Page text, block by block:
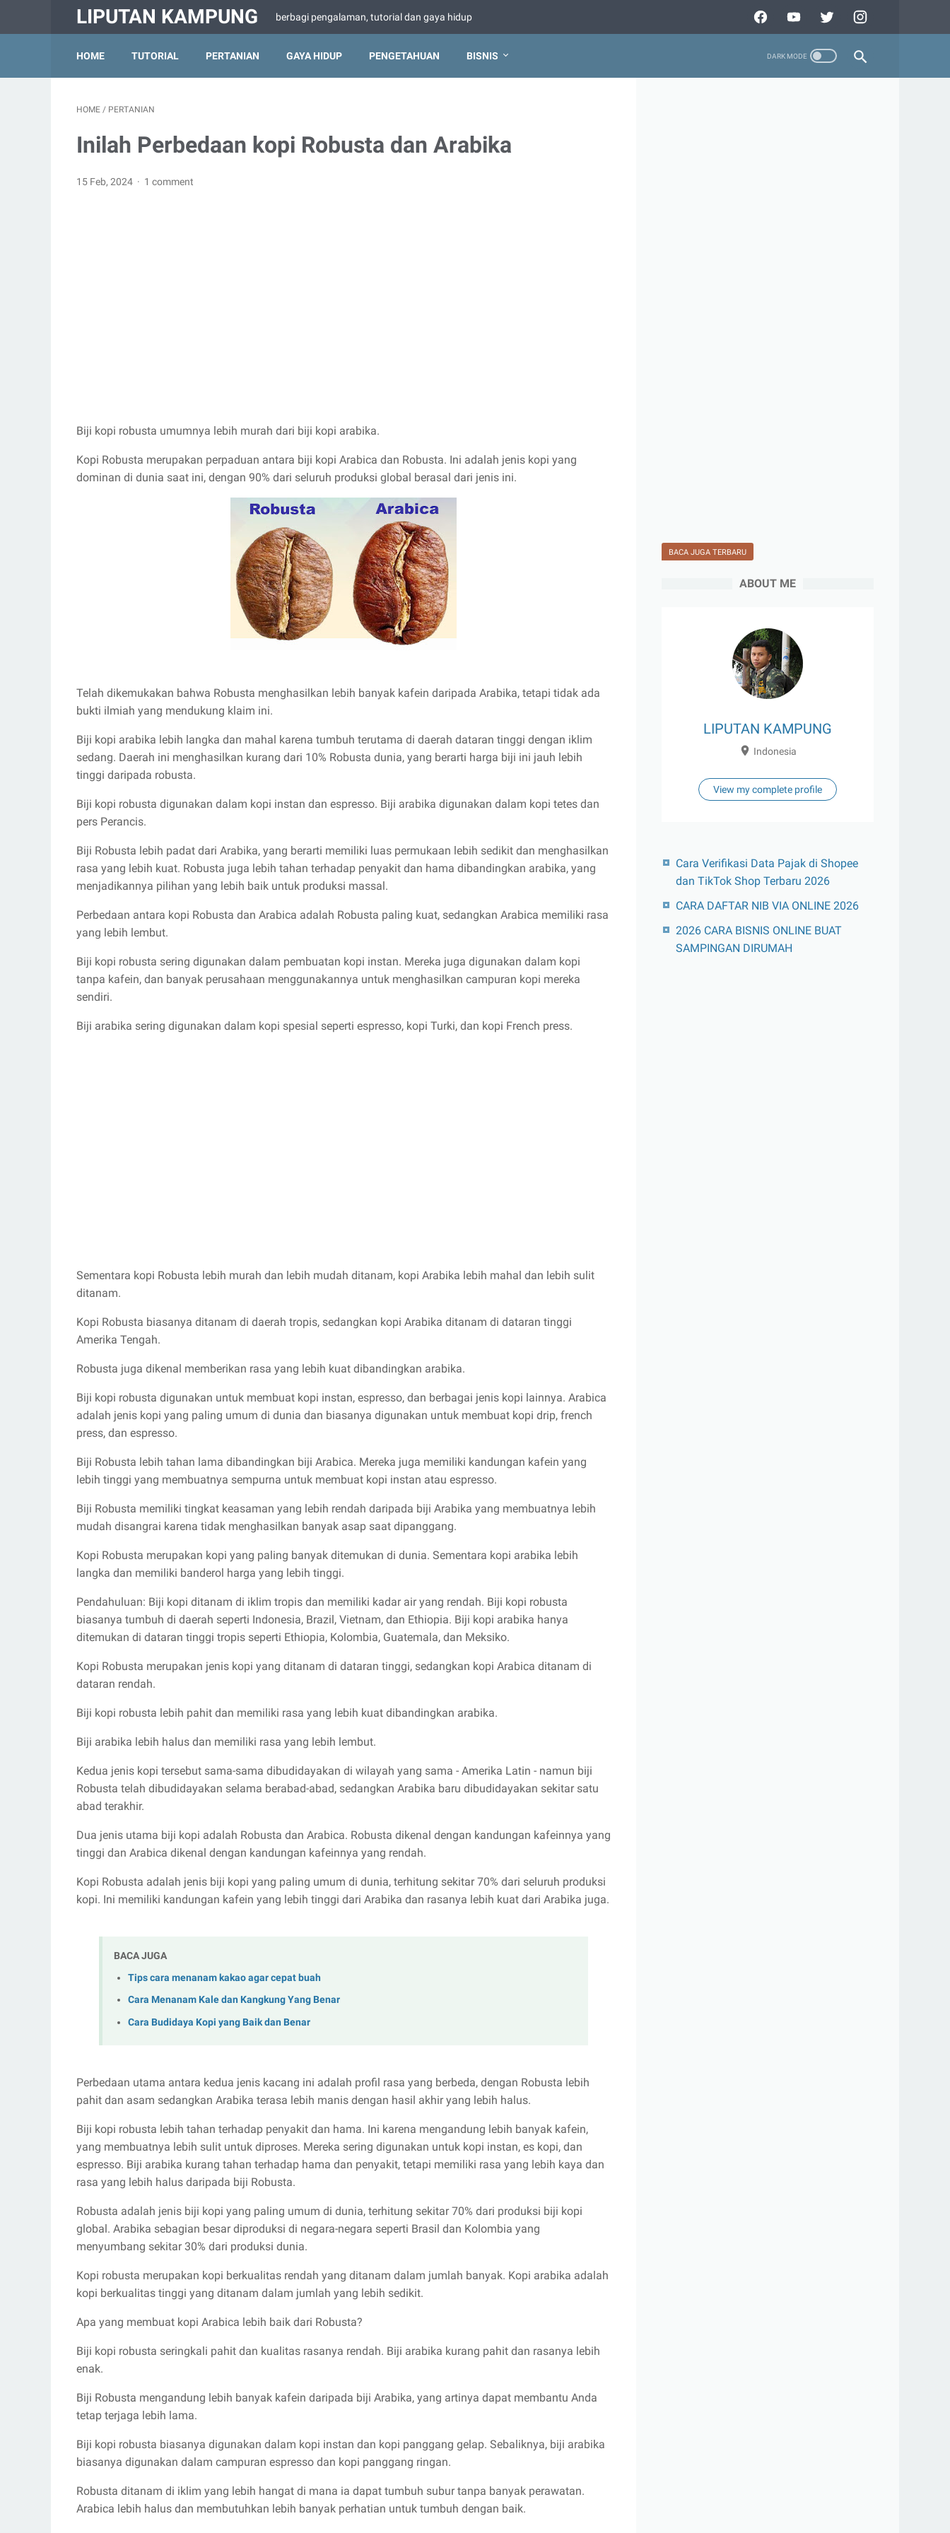
LIPUTAN KAMPUNG berbagi pengalaman, tutorial dan gaya hidup
HOME TUTORIAL PERTANIAN GAYA HIDUP PENGETAHUAN BISNIS
HOME / PERTANIAN
Inilah Perbedaan kopi Robusta dan Arabika
15 Feb, 2024 1 comment
Biji kopi robusta umumnya lebih murah dari biji kopi arabika.
Kopi Robusta merupakan perpaduan antara biji kopi Arabica dan Robusta. Ini adalah jenis kopi yang
dominan di dunia saat ini, dengan 90% dari seluruh produksi global berasal dari jenis ini.
Telah dikemukakan bahwa Robusta menghasilkan lebih banyak kafein daripada Arabika, tetapi tidak ada
bukti ilmiah yang mendukung klaim ini.
Biji kopi arabika lebih langka dan mahal karena tumbuh terutama di daerah dataran tinggi dengan iklim
sedang. Daerah ini menghasilkan kurang dari 10% Robusta dunia, yang berarti harga biji ini jauh lebih
tinggi daripada robusta.
Biji kopi robusta digunakan dalam kopi instan dan espresso. Biji arabika digunakan dalam kopi tetes dan
pers Perancis.
Biji Robusta lebih padat dari Arabika, yang berarti memiliki luas permukaan lebih sedikit dan menghasilkan
rasa yang lebih kuat. Robusta juga lebih tahan terhadap penyakit dan hama dibandingkan arabika, yang
menjadikannya pilihan yang lebih baik untuk produksi massal.
Perbedaan antara kopi Robusta dan Arabica adalah Robusta paling kuat, sedangkan Arabica memiliki rasa
yang lebih lembut.
Biji kopi robusta sering digunakan dalam pembuatan kopi instan. Mereka juga digunakan dalam kopi
tanpa kafein, dan banyak perusahaan menggunakannya untuk menghasilkan campuran kopi mereka
sendiri.
Biji arabika sering digunakan dalam kopi spesial seperti espresso, kopi Turki, dan kopi French press.
Sementara kopi Robusta lebih murah dan lebih mudah ditanam, kopi Arabika lebih mahal dan lebih sulit
ditanam.
Kopi Robusta biasanya ditanam di daerah tropis, sedangkan kopi Arabika ditanam di dataran tinggi
Amerika Tengah.
Robusta juga dikenal memberikan rasa yang lebih kuat dibandingkan arabika.
Biji kopi robusta digunakan untuk membuat kopi instan, espresso, dan berbagai jenis kopi lainnya. Arabica
adalah jenis kopi yang paling umum di dunia dan biasanya digunakan untuk membuat kopi drip, french
press, dan espresso.
Biji Robusta lebih tahan lama dibandingkan biji Arabica. Mereka juga memiliki kandungan kafein yang
lebih tinggi yang membuatnya sempurna untuk membuat kopi instan atau espresso.
Biji Robusta memiliki tingkat keasaman yang lebih rendah daripada biji Arabika yang membuatnya lebih
mudah disangrai karena tidak menghasilkan banyak asap saat dipanggang.
Kopi Robusta merupakan kopi yang paling banyak ditemukan di dunia. Sementara kopi arabika lebih
langka dan memiliki banderol harga yang lebih tinggi.
Pendahuluan: Biji kopi ditanam di iklim tropis dan memiliki kadar air yang rendah. Biji kopi robusta
biasanya tumbuh di daerah seperti Indonesia, Brazil, Vietnam, dan Ethiopia. Biji kopi arabika hanya
ditemukan di dataran tinggi tropis seperti Ethiopia, Kolombia, Guatemala, dan Meksiko.
Kopi Robusta merupakan jenis kopi yang ditanam di dataran tinggi, sedangkan kopi Arabica ditanam di
dataran rendah.
Biji kopi robusta lebih pahit dan memiliki rasa yang lebih kuat dibandingkan arabika.
Biji arabika lebih halus dan memiliki rasa yang lebih lembut.
Kedua jenis kopi tersebut sama-sama dibudidayakan di wilayah yang sama - Amerika Latin - namun biji
Robusta telah dibudidayakan selama berabad-abad, sedangkan Arabika baru dibudidayakan sekitar satu
abad terakhir.
Dua jenis utama biji kopi adalah Robusta dan Arabica. Robusta dikenal dengan kandungan kafeinnya yang
tinggi dan Arabica dikenal dengan kandungan kafeinnya yang rendah.
Kopi Robusta adalah jenis biji kopi yang paling umum di dunia, terhitung sekitar 70% dari seluruh produksi
kopi. Ini memiliki kandungan kafein yang lebih tinggi dari Arabika dan rasanya lebih kuat dari Arabika juga.
BACA JUGA
Tips cara menanam kakao agar cepat buah
Cara Menanam Kale dan Kangkung Yang Benar
Cara Budidaya Kopi yang Baik dan Benar
Perbedaan utama antara kedua jenis kacang ini adalah profil rasa yang berbeda, dengan Robusta lebih
pahit dan asam sedangkan Arabika terasa lebih manis dengan hasil akhir yang lebih halus.
Biji kopi robusta lebih tahan terhadap penyakit dan hama. Ini karena mengandung lebih banyak kafein,
yang membuatnya lebih sulit untuk diproses. Mereka sering digunakan untuk kopi instan, es kopi, dan
espresso. Biji arabika kurang tahan terhadap hama dan penyakit, tetapi memiliki rasa yang lebih kaya dan
rasa yang lebih halus daripada biji Robusta.
Robusta adalah jenis biji kopi yang paling umum di dunia, terhitung sekitar 70% dari produksi biji kopi
global. Arabika sebagian besar diproduksi di negara-negara seperti Brasil dan Kolombia yang
menyumbang sekitar 30% dari produksi dunia.
Kopi robusta merupakan kopi berkualitas rendah yang ditanam dalam jumlah banyak. Kopi arabika adalah
kopi berkualitas tinggi yang ditanam dalam jumlah yang lebih sedikit.
Apa yang membuat kopi Arabica lebih baik dari Robusta?
Biji kopi robusta seringkali pahit dan kualitas rasanya rendah. Biji arabika kurang pahit dan rasanya lebih
enak.
Biji Robusta mengandung lebih banyak kafein daripada biji Arabika, yang artinya dapat membantu Anda
tetap terjaga lebih lama.
Biji kopi robusta biasanya digunakan dalam kopi instan dan kopi panggang gelap. Sebaliknya, biji arabika
biasanya digunakan dalam campuran espresso dan kopi panggang ringan.
Robusta ditanam di iklim yang lebih hangat di mana ia dapat tumbuh subur tanpa banyak perawatan.
Arabica lebih halus dan membutuhkan lebih banyak perhatian untuk tumbuh dengan baik.
BACA JUGA TERBARU
ABOUT ME
LIPUTAN KAMPUNG
Indonesia
View my complete profile
Cara Verifikasi Data Pajak di Shopee
dan TikTok Shop Terbaru 2026
CARA DAFTAR NIB VIA ONLINE 2026
2026 CARA BISNIS ONLINE BUAT
SAMPINGAN DIRUMAH